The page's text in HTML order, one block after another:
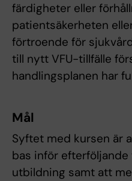
färdigheter eller
patientsäkerheten
förtroende för
till nytt VFU-tillfälle
handlingsplanen har
Mål
Syftet med kursen är
bas inför
utbildning samt att